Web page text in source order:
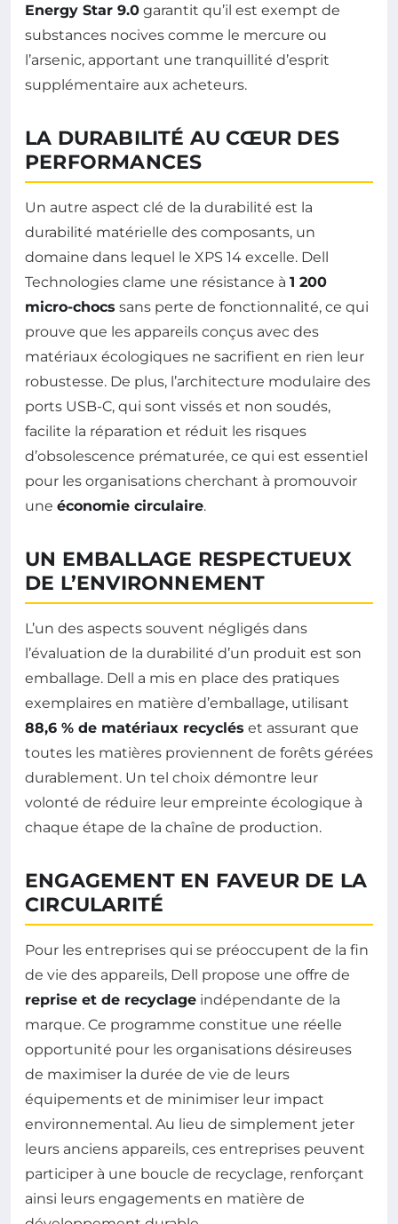
Energy Star 9.0 garantit qu’il est exempt de
substances nocives comme le mercure ou
l’arsenic, apportant une tranquillité d’esprit
supplémentaire aux acheteurs.
LA DURABILITÉ AU CŒUR DES
PERFORMANCES
Un autre aspect clé de la durabilité est la
durabilité matérielle des composants, un
domaine dans lequel le XPS 14 excelle. Dell
Technologies clame une résistance à 1 200
micro-chocs sans perte de fonctionnalité, ce qui
prouve que les appareils conçus avec des
matériaux écologiques ne sacrifient en rien leur
robustesse. De plus, l’architecture modulaire des
ports USB-C, qui sont vissés et non soudés,
facilite la réparation et réduit les risques
d’obsolescence prématurée, ce qui est essentiel
pour les organisations cherchant à promouvoir
une économie circulaire.
UN EMBALLAGE RESPECTUEUX
DE L’ENVIRONNEMENT
L’un des aspects souvent négligés dans
l’évaluation de la durabilité d’un produit est son
emballage. Dell a mis en place des pratiques
exemplaires en matière d’emballage, utilisant
88,6 % de matériaux recyclés et assurant que
toutes les matières proviennent de forêts gérées
durablement. Un tel choix démontre leur
volonté de réduire leur empreinte écologique à
chaque étape de la chaîne de production.
ENGAGEMENT EN FAVEUR DE LA
CIRCULARITÉ
Pour les entreprises qui se préoccupent de la fin
de vie des appareils, Dell propose une offre de
reprise et de recyclage indépendante de la
marque. Ce programme constitue une réelle
opportunité pour les organisations désireuses
de maximiser la durée de vie de leurs
équipements et de minimiser leur impact
environnemental. Au lieu de simplement jeter
leurs anciens appareils, ces entreprises peuvent
participer à une boucle de recyclage, renforçant
ainsi leurs engagements en matière de